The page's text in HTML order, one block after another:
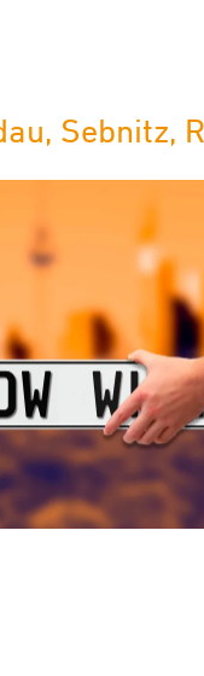
Sebnitz,